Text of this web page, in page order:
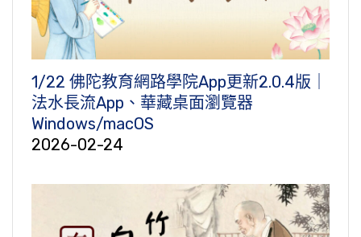
1/22 佛陀教育網路學院App更新2.0.4版｜
法水長流App、華藏桌面瀏覽器
Windows/macOS
2026-02-24